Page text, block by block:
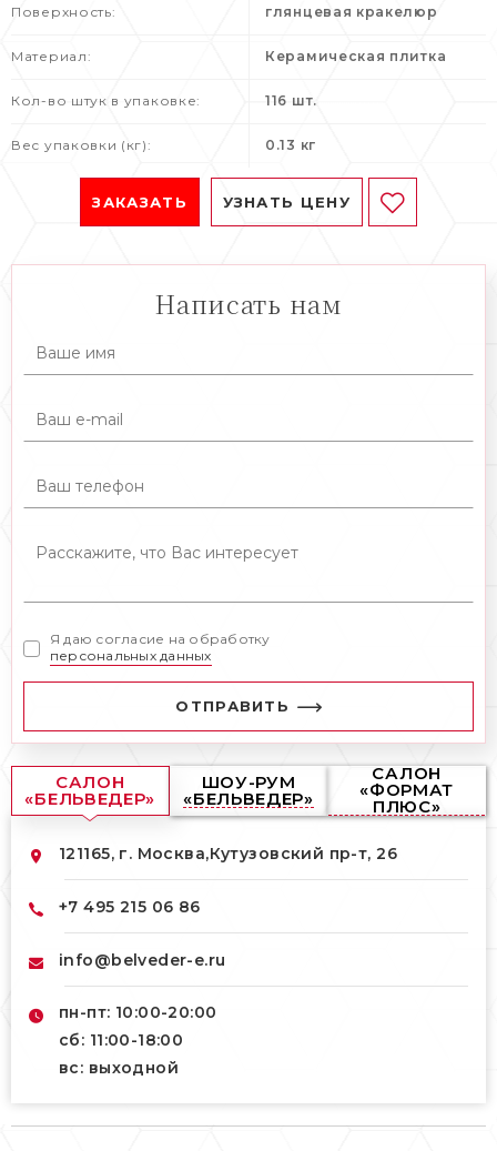
Поверхность: глянцевая кракелюр
Материал: Керамическая плитка
Кол-во штук в упаковке: 116 шт.
Вес упаковки (кг): 0.13 кг
ЗАКАЗАТЬ УЗНАТЬ ЦЕНУ
Написать нам
Я даю согласие на обработку
персональных данных
ОТПРАВИТЬ
САЛОН
«БЕЛЬВЕДЕР»
ШОУ-РУМ
«БЕЛЬВЕДЕР»
САЛОН
«ФОРМАТ
ПЛЮС»
121165, г. Москва,Кутузовский пр-т, 26
+7 495 215 06 86
info@belveder-e.ru
пн-пт: 10:00-20:00
сб: 11:00-18:00
вс: выходной